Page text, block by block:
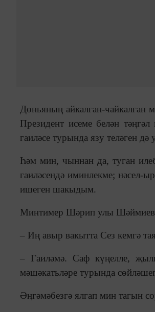
Дөньяның айкалган-чайкалган
Президент исеме белән
гаиләсе турында язу теләген дә
Һәм мин, чыннан да, туган
гаиләсендә иминлекме;
ишеген шакыдым.
Минтимер Шәрип улы
– Иң авыр вакытта Сез кемгә
– Гаиләмә. Саф күңелле,
мәшәкатьләре турында
Әңгәмәбезгә ялгап мин тагын